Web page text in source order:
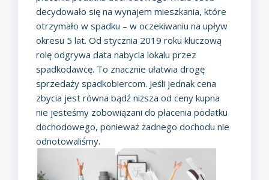
decydowało się na wynajem mieszkania, które
otrzymało w spadku – w oczekiwaniu na upływ
okresu 5 lat. Od stycznia 2019 roku kluczową
rolę odgrywa data nabycia lokalu przez
spadkodawcę. To znacznie ułatwia drogę
sprzedaży spadkobiercom. Jeśli jednak cena
zbycia jest równa bądź niższa od ceny kupna
nie jesteśmy zobowiązani do płacenia podatku
dochodowego, ponieważ żadnego dochodu nie
odnotowaliśmy.